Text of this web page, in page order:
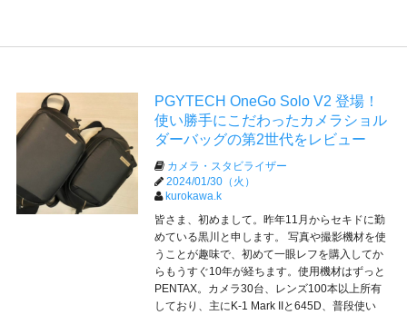
PGYTECH OneGo Solo V2 登場！
使い勝手にこだわったカメラショル
ダーバッグの第2世代をレビュー
カメラ・スタビライザー
2024/01/30（火）
kurokawa.k
皆さま、初めまして。昨年11月からセキドに勤
めている黒川と申します。 写真や撮影機材を使
うことが趣味で、初めて一眼レフを購入してか
らもうすぐ10年が経ちます。使用機材はずっと
PENTAX。カメラ30台、レンズ100本以上所有
しており、主にK-1 Mark IIと645D、普段使い